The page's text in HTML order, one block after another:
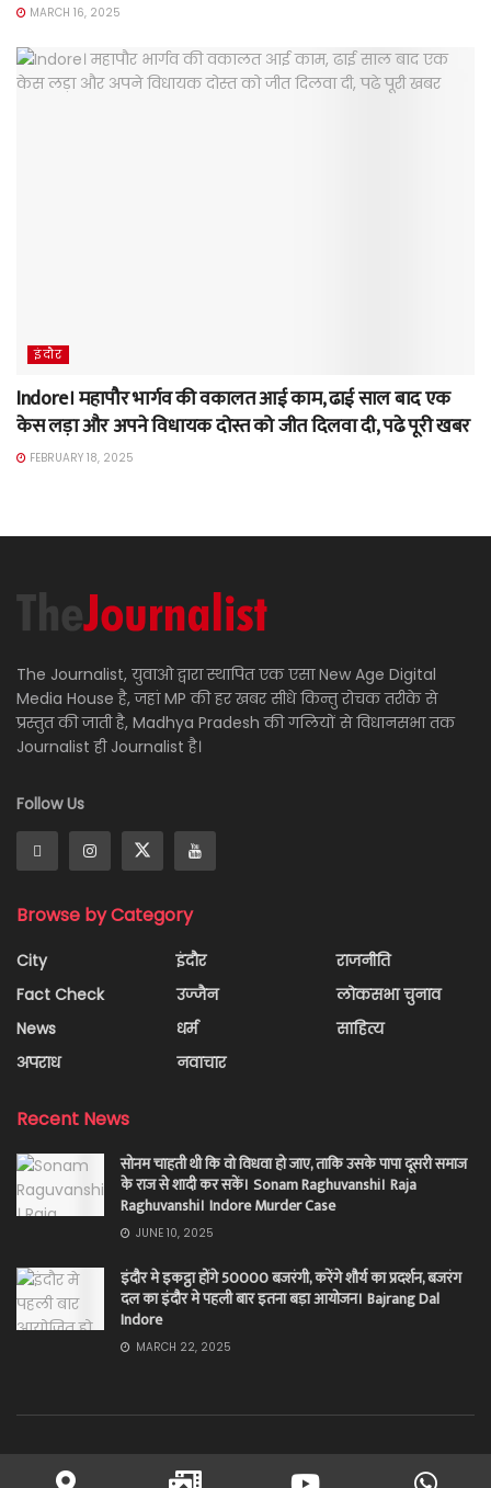
MARCH 16, 2025
इंदौर
Indore। महापौर भार्गव की वकालत आई काम, ढाई साल बाद एक
केस लड़ा और अपने विधायक दोस्त को जीत दिलवा दी, पढे पूरी खबर
FEBRUARY 18, 2025
The Journalist, युवाओ द्वारा स्थापित एक एसा New Age Digital
Media House है, जहां MP की हर खबर सीधे किन्तु रोचक तरीके से
प्रस्तुत की जाती है, Madhya Pradesh की गलियों से विधानसभा तक
Journalist ही Journalist है।
Follow Us
Browse by Category
City
Fact Check
News
अपराध
इंदौर
उज्जैन
धर्म
नवाचार
राजनीति
लोकसभा चुनाव
साहित्य
Recent News
सोनम चाहती थी कि वो विधवा हो जाए, ताकि उसके पापा दूसरी समाज
के राज से शादी कर सकें। Sonam Raghuvanshi। Raja
Raghuvanshi। Indore Murder Case
JUNE 10, 2025
इंदौर मे इकट्ठा होंगे 50000 बजरंगी, करेंगे शौर्य का प्रदर्शन, बजरंग
दल का इंदौर मे पहली बार इतना बड़ा आयोजन। Bajrang Dal
Indore
MARCH 22, 2025